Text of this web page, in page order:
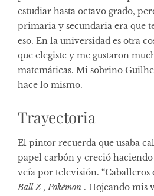
estudiar hasta octavo grado,
primaria y secundaria era que
eso. En la universidad es otra
que elegiste y me gustaron
matemáticas. Mi sobrino
hace lo mismo.
Trayectoria
El pintor recuerda que usaba
papel carbón y creció
veía por televisión.
Ball Z, Pokémon . Hojeando mis